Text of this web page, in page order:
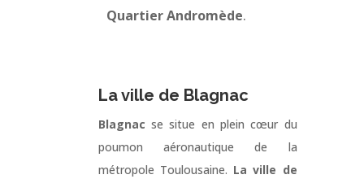
Quartier Andromède.
La ville de Blagnac
Blagnac se situe en plein cœur du
poumon aéronautique de la
métropole Toulousaine. La ville de